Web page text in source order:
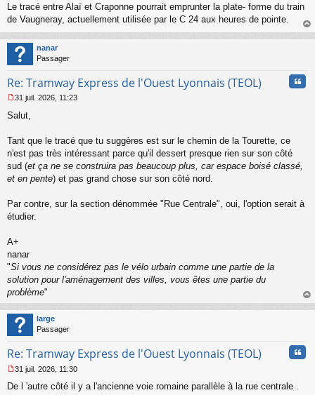
e
s
a
g
e
o
l
u
Le tracé entre Alaï et Craponne pourrait emprunter la plate- forme du train
de Vaugneray, actuellement utilisée par le C 24 aux heures de pointe.
au
nanar
Passager
Re: Tramway Express de l'Ouest Lyonnais (TEOL)
e
s
g
e
n
n
u
31 juil. 2026, 11:23
Salut,
Tant que le tracé que tu suggères est sur le chemin de la Tourette, ce
n'est pas très intéressant parce qu'il dessert presque rien sur son côté
sud (et ça ne se construira pas beaucoup plus, car espace boisé classé,
et en pente) et pas grand chose sur son côté nord.
Par contre, sur la section dénommée "Rue Centrale", oui, l'option serait à
étudier.
A+
nanar
"Si vous ne considérez pas le vélo urbain comme une partie de la
solution pour l'aménagement des villes, vous êtes une partie du
problème"
au
large
Passager
Re: Tramway Express de l'Ouest Lyonnais (TEOL)
e
31 juil. 2026, 11:30
De l 'autre côté il y a l'ancienne voie romaine parallèle à la rue centrale .